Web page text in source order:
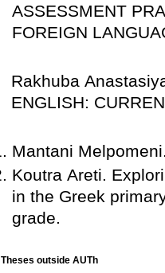
ASSESSMENT
FOREIGN
Rakhuba
ENGLISH:
Mantani
Koutra Areti.
in the Greek
grade.
Theses outside AUTh